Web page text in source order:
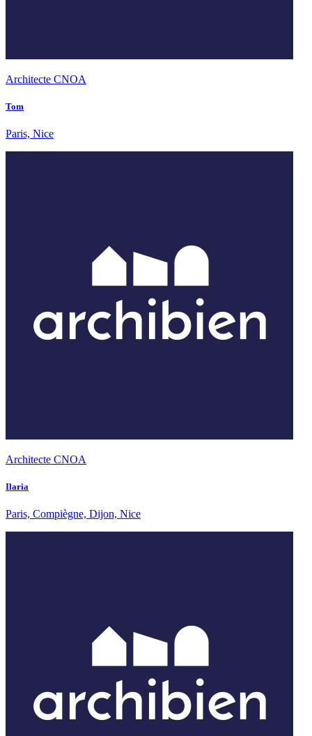
Architecte CNOA
Tom
Paris, Nice
Architecte CNOA
Ilaria
Paris, Compiègne, Dijon, Nice